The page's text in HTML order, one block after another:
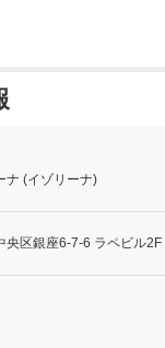
ナ (イゾリーナ)
央区銀座6-7-6 ラペビル2F